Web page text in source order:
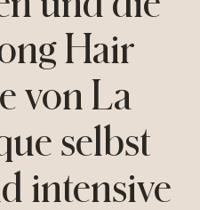
kann.Hair
von La
selbst
intensive